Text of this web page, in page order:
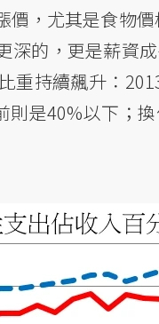
，尤其是食物
深的，更是薪資
重持續飆升：
是40%以下；